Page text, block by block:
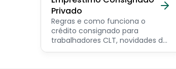
Privado
Regras e como funciona o
crédito consignado para
trabalhadores CLT, novidades do
programa Crédito do